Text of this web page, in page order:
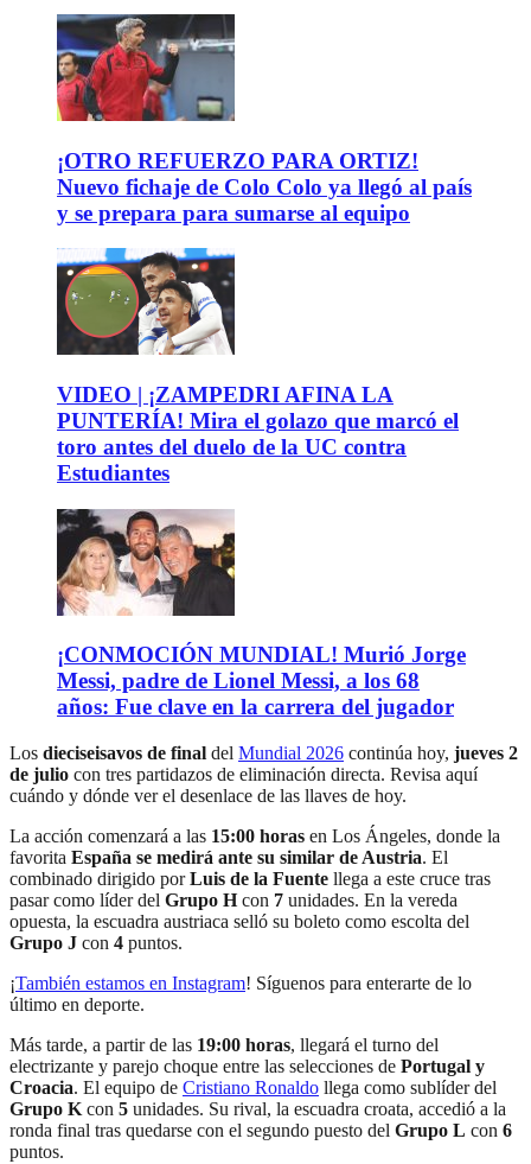
¡OTRO REFUERZO PARA ORTIZ!
Nuevo fichaje de Colo Colo ya llegó al país
y se prepara para sumarse al equipo
VIDEO | ¡ZAMPEDRI AFINA LA
PUNTERÍA! Mira el golazo que marcó el
toro antes del duelo de la UC contra
Estudiantes
¡CONMOCIÓN MUNDIAL! Murió Jorge
Messi, padre de Lionel Messi, a los 68
años: Fue clave en la carrera del jugador
Los dieciseisavos de final del Mundial 2026 continúa hoy, jueves 2
de julio con tres partidazos de eliminación directa. Revisa aquí
cuándo y dónde ver el desenlace de las llaves de hoy.
La acción comenzará a las 15:00 horas en Los Ángeles, donde la
favorita España se medirá ante su similar de Austria. El
combinado dirigido porLuis de la Fuente llega a este cruce tras
pasar como líder del Grupo Hcon 7 unidades. En la vereda
opuesta, la escuadra austriaca selló su boleto como escolta del
Grupo J con 4 puntos.
¡También estamos en Instagram! Síguenos para enterarte de lo
último en deporte.
Más tarde, a partir de las 19:00 horas, llegará el turno del
electrizante y parejo choque entre las selecciones de Portugal y
Croacia. El equipo de Cristiano Ronaldo llega como sublíder del
Grupo K con 5 unidades. Su rival, la escuadra croata, accedió a la
ronda final tras quedarse con el segundo puesto del Grupo L con 6
puntos.